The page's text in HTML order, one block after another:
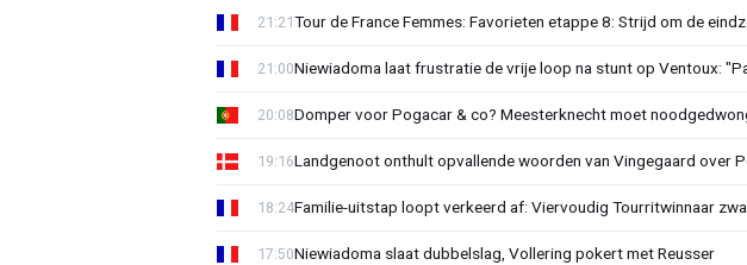
Tour de France Femmes: Favorieten etappe 8: Strijd om de
21:21
Niewiadoma laat frustratie de vrije loop na stunt op Ventoux:
21:00
Domper voor Pogacar & co? Meesterknecht moet
20:08
Landgenoot onthult opvallende woorden van Vingegaard over
19:16
Familie-uitstap loopt verkeerd af: Viervoudig Tourritwinnaar
18:24
Niewiadoma slaat dubbelslag, Vollering pokert met Reusser
17:50